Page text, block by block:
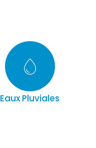
Eaux Pluviales